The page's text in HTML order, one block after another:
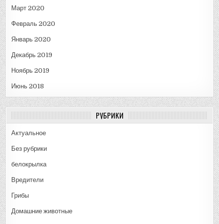
Март 2020
Февраль 2020
Январь 2020
Декабрь 2019
Ноябрь 2019
Июнь 2018
РУБРИКИ
Актуальное
Без рубрики
белокрылка
Вредители
Грибы
Домашние животные